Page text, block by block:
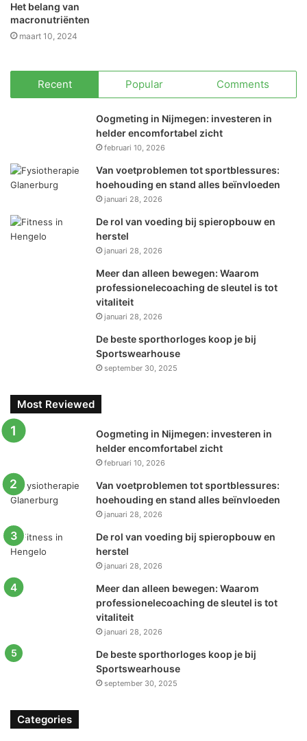
Het belang van
macronutriënten
maart 10, 2024
Recent Popular Comments
Oogmeting in Nijmegen: investeren in
helder encomfortabel zicht
februari 10, 2026
Van voetproblemen tot sportblessures:
hoehouding en stand alles beïnvloeden
januari 28, 2026
De rol van voeding bij spieropbouw en
herstel
januari 28, 2026
Meer dan alleen bewegen: Waarom
professionelecoaching de sleutel is tot
vitaliteit
januari 28, 2026
De beste sporthorloges koop je bij
Sportswearhouse
september 30, 2025
Most Reviewed
Oogmeting in Nijmegen: investeren in
helder encomfortabel zicht
februari 10, 2026
Van voetproblemen tot sportblessures:
hoehouding en stand alles beïnvloeden
januari 28, 2026
De rol van voeding bij spieropbouw en
herstel
januari 28, 2026
Meer dan alleen bewegen: Waarom
professionelecoaching de sleutel is tot
vitaliteit
januari 28, 2026
De beste sporthorloges koop je bij
Sportswearhouse
september 30, 2025
Categories